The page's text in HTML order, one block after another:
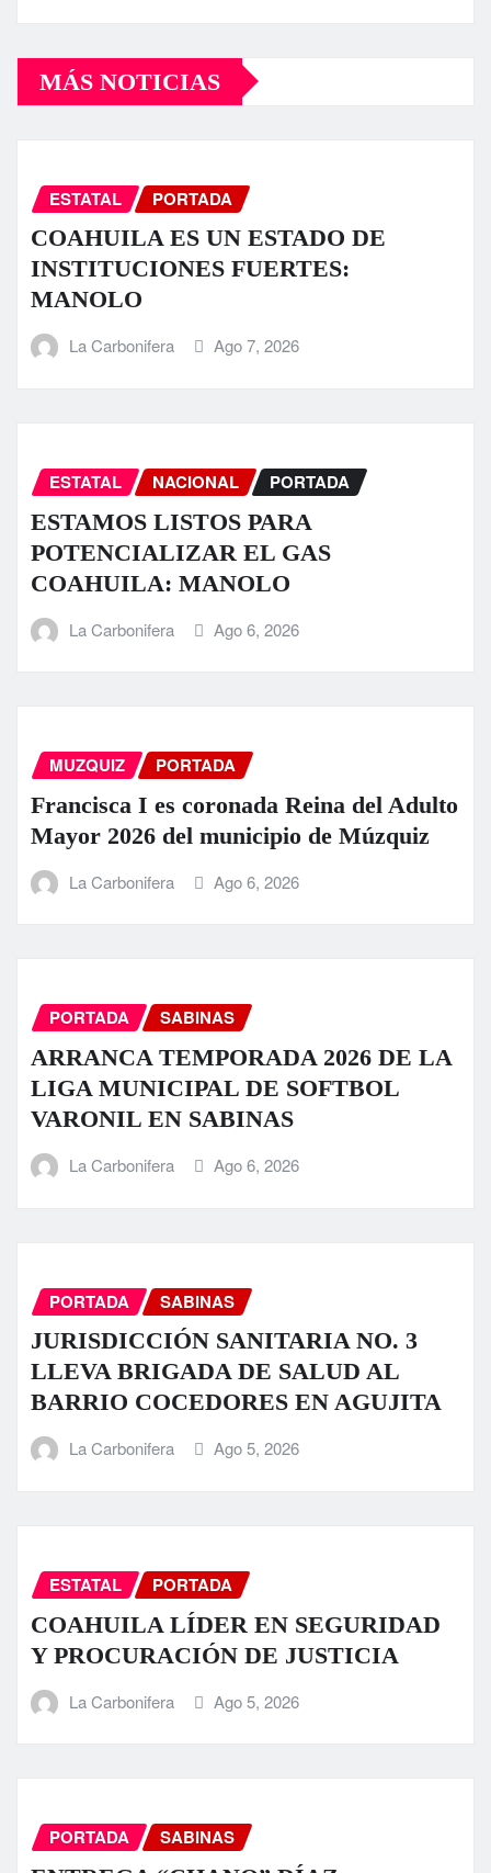
MÁS NOTICIAS
ESTATAL PORTADA
COAHUILA ES UN ESTADO DE
INSTITUCIONES FUERTES:
MANOLO
La Carbonifera Ago 7, 2026
ESTATAL NACIONAL PORTADA
ESTAMOS LISTOS PARA
POTENCIALIZAR EL GAS
COAHUILA: MANOLO
La Carbonifera Ago 6, 2026
MUZQUIZ PORTADA
Francisca I es coronada Reina del Adulto
Mayor 2026 del municipio de Múzquiz
La Carbonifera Ago 6, 2026
PORTADA SABINAS
ARRANCA TEMPORADA 2026 DE LA
LIGA MUNICIPAL DE SOFTBOL
VARONIL EN SABINAS
La Carbonifera Ago 6, 2026
PORTADA SABINAS
JURISDICCIÓN SANITARIA NO. 3
LLEVA BRIGADA DE SALUD AL
BARRIO COCEDORES EN AGUJITA
La Carbonifera Ago 5, 2026
ESTATAL PORTADA
COAHUILA LÍDER EN SEGURIDAD
Y PROCURACIÓN DE JUSTICIA
La Carbonifera Ago 5, 2026
PORTADA SABINAS